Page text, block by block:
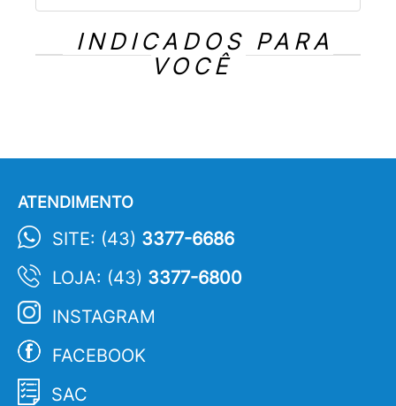
INDICADOS PARA
VOCÊ
ATENDIMENTO
SITE: (43) 3377-6686
LOJA: (43) 3377-6800
INSTAGRAM
FACEBOOK
SAC